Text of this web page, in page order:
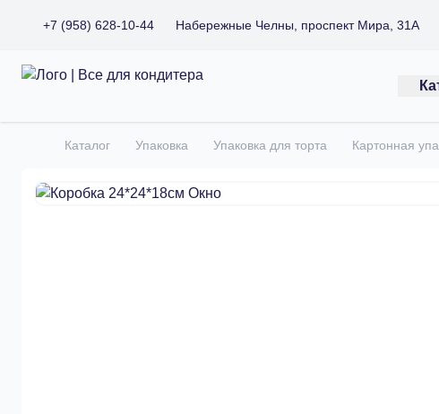
+7 (958) 628-10-44 Набережные Челны, проспект Мира, 31А
Все для кондитера
Главная
Каталог Упаковка Упаковка для торта Картонная